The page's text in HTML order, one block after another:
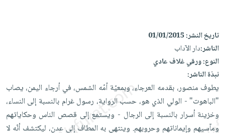
على
Android
تحميل
iKitab
على
Apple
على
Apple
جوائز
العناية
الشخصية
العناية
وتصفيف
الشعر
العناية
بالجسم
والسفرة
جديد
الكل
أواني
الطهي
أدوات
متجر
الهدايا
أقسام
تاريخ النشر:01/01/2015
الناشر:دار الآداب
النوع:ورقي غلاف عادي
نبذة الناشر:
يطوف منصور، بقدمه العرجاء، وبمعيّة أمّه الشمس، في أرجاء اليمن، يصاب
"الباهوت" - الولي الذي هو، حسب الرواية، رسول غرام بالنسبة إلى النساء،
وخزينة أسرار بالنسبة إلى الرجال - ويستمع إلى قصص الناس وحكاياتهم
ومآسيهم وإيماناتهم وحروبهم. وينتهي به المطاف إلى عدن، ليكتشف أنّه لا